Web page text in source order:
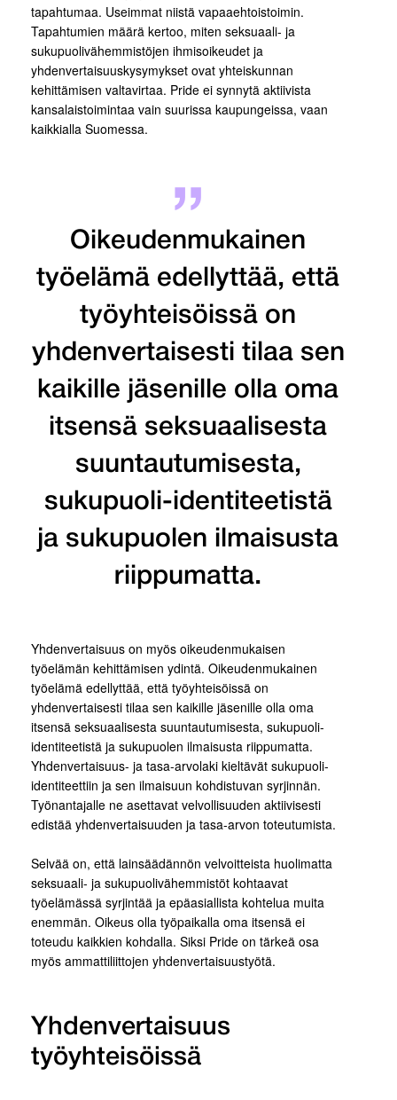
tapahtumaa. Useimmat niistä vapaaehtoistoimin.
Tapahtumien määrä kertoo, miten seksuaali- ja
sukupuolivähemmistöjen ihmisoikeudet ja
yhdenvertaisuuskysymykset ovat yhteiskunnan
kehittämisen valtavirtaa. Pride ei synnytä aktiivista
kansalaistoimintaa vain suurissa kaupungeissa, vaan
kaikkialla Suomessa.
Oikeudenmukainen
työelämä edellyttää, että
työyhteisöissä on
yhdenvertaisesti tilaa sen
kaikille jäsenille olla oma
itsensä seksuaalisesta
suuntautumisesta,
sukupuoli-identiteetistä
ja sukupuolen ilmaisusta
riippumatta.
Yhdenvertaisuus on myös oikeudenmukaisen
työelämän kehittämisen ydintä. Oikeudenmukainen
työelämä edellyttää, että työyhteisöissä on
yhdenvertaisesti tilaa sen kaikille jäsenille olla oma
itsensä seksuaalisesta suuntautumisesta, sukupuoli-
identiteetistä ja sukupuolen ilmaisusta riippumatta.
Yhdenvertaisuus- ja tasa-arvolaki kieltävät sukupuoli-
identiteettiin ja sen ilmaisuun kohdistuvan syrjinnän.
Työnantajalle ne asettavat velvollisuuden aktiivisesti
edistää yhdenvertaisuuden ja tasa-arvon toteutumista.
Selvää on, että lainsäädännön velvoitteista huolimatta
seksuaali- ja sukupuolivähemmistöt kohtaavat
työelämässä syrjintää ja epäasiallista kohtelua muita
enemmän. Oikeus olla työpaikalla oma itsensä ei
toteudu kaikkien kohdalla. Siksi Pride on tärkeä osa
myös ammattiliittojen yhdenvertaisuustyötä.
Yhdenvertaisuus
työyhteisöissä